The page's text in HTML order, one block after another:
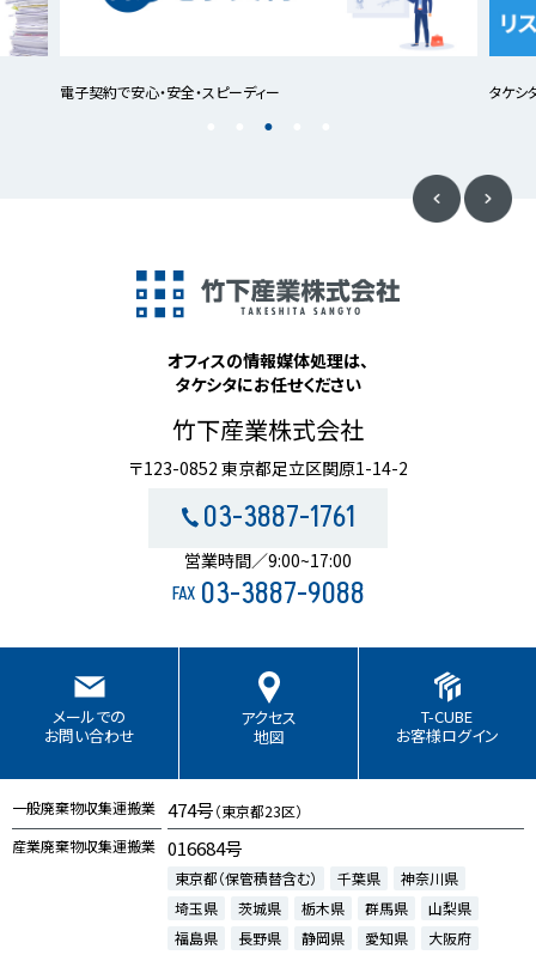
電子契約で安心・安全・スピーディー タケシ
オフィスの情報媒体処理は、
タケシタにお任せください
竹下産業株式会社
〒123-0852 東京都足立区関原1-14-2
03-3887-1761
営業時間／9:00~17:00
FAX 03-3887-9088
メールでの
お問い合わせ
アクセス
地図
T-CUBE
お客様ログイン
一般廃棄物収集運搬業 474号（東京都23区）
産業廃棄物収集運搬業 016684号
東京都（保管積替含む） 千葉県
神奈川県
埼玉県
茨城県 栃木県 群馬県
山梨県
福島県
長野県 静岡県 愛知県
大阪府